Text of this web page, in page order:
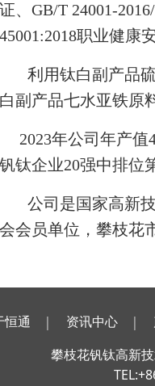
证、GB/T 24001-
45001:2018职业健康
利用钛白副产品
白副产品七水亚铁原
2023年公司年产值
钒钛企业20强中排位
公司是国家高新
会会员单位，攀枝花
恒通 资讯中心
攀枝花钒钛高新